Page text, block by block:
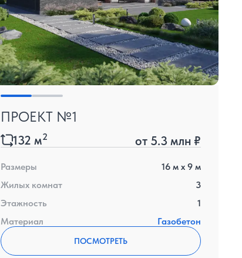
ПРОЕКТ №1
132 м2 от 5.3 млн ₽
Размеры 16м x 9м
Жилых комнат
3
Этажность
1
Материал
Газобетон
ПОСМОТРЕТЬ